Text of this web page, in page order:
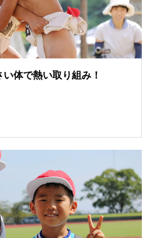
体で熱い取り組み！